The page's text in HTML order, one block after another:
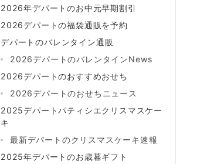
2026年デパートのお中元早期割引
2026デパートの福袋通販を予約
デパートのバレンタイン通販
2026デパートのバレンタインNews
2026デパートのおすすめおせち
2026デパートのおせちニュース
2025デパートパティシエクリスマスケー
キ
最新デパートのクリスマスケーキ速報
2025年デパートのお歳暮ギフト